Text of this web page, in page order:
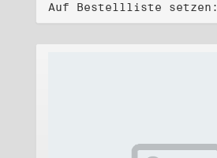
Auf Bestellliste setzen: